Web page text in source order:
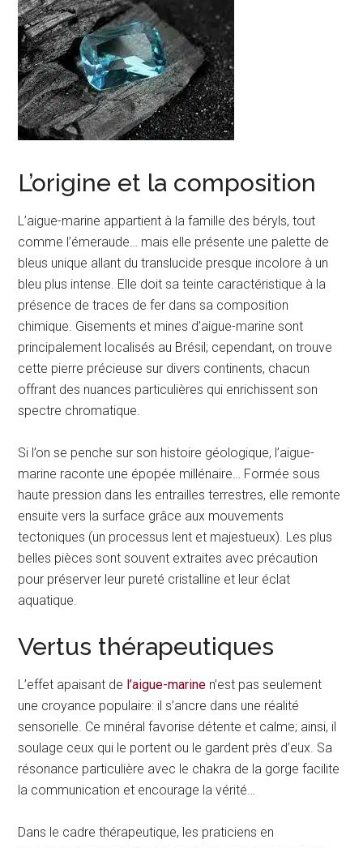
L’origine et la composition
L’aigue-marine appartient à la famille des béryls, tout
comme l’émeraude… mais elle présente une palette de
bleus unique allant du translucide presque incolore à un
bleu plus intense. Elle doit sa teinte caractéristique à la
présence de traces de fer dans sa composition
chimique. Gisements et mines d’aigue-marine sont
principalement localisés au Brésil; cependant, on trouve
cette pierre précieuse sur divers continents, chacun
offrant des nuances particulières qui enrichissent son
spectre chromatique.
Si l’on se penche sur son histoire géologique, l’aigue-
marine raconte une épopée millénaire… Formée sous
haute pression dans les entrailles terrestres, elle remonte
ensuite vers la surface grâce aux mouvements
tectoniques (un processus lent et majestueux). Les plus
belles pièces sont souvent extraites avec précaution
pour préserver leur pureté cristalline et leur éclat
aquatique.
Vertus thérapeutiques
L’effet apaisant de l’aigue-marine n’est pas seulement
une croyance populaire: il s’ancre dans une réalité
sensorielle. Ce minéral favorise détente et calme; ainsi, il
soulage ceux qui le portent ou le gardent près d’eux. Sa
résonance particulière avec le chakra de la gorge facilite
la communication et encourage la vérité…
Dans le cadre thérapeutique, les praticiens en